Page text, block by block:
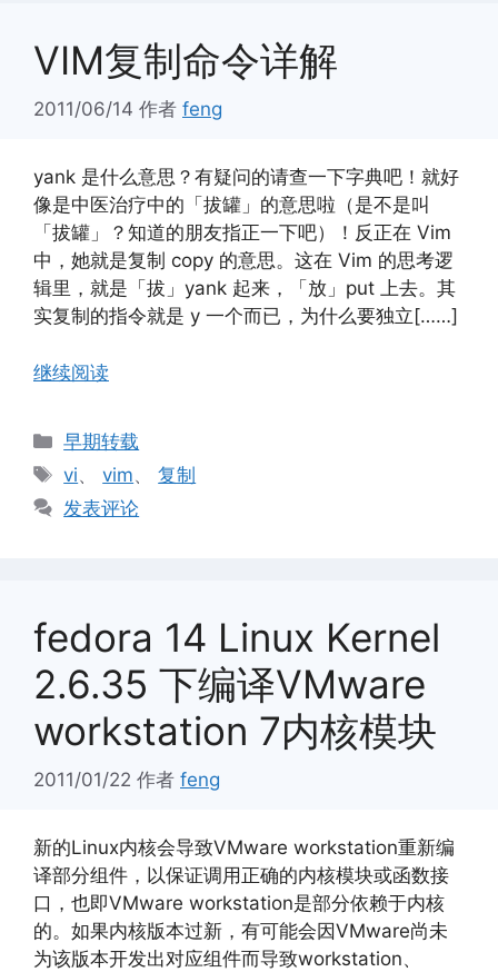
VIM复制命令详解
2011/06/14 作者 feng
yank 是什么意思？有疑问的请查一下字典吧！就好
像是中医治疗中的「拔罐」的意思啦（是不是叫
「拔罐」？知道的朋友指正一下吧）！反正在 Vim
中，她就是复制 copy 的意思。这在 Vim 的思考逻
辑里，就是「拔」yank 起来，「放」put 上去。其
实复制的指令就是 y 一个而已，为什么要独立[……]
继续阅读
分
类
早期转载
标
签
vi、vim、复制
发表评论
fedora 14 Linux Kernel
2.6.35 下编译VMware
workstation 7内核模块
2011/01/22 作者 feng
新的Linux内核会导致VMware workstation重新编
译部分组件，以保证调用正确的内核模块或函数接
口，也即VMware workstation是部分依赖于内核
的。如果内核版本过新，有可能会因VMware尚未
为该版本开发出对应组件而导致workstation、